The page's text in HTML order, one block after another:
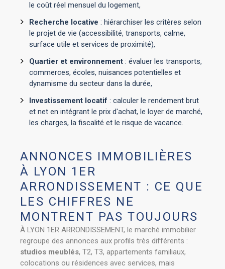
le coût réel mensuel du logement,
Recherche locative : hiérarchiser les critères selon
le projet de vie (accessibilité, transports, calme,
surface utile et services de proximité),
Quartier et environnement : évaluer les transports,
commerces, écoles, nuisances potentielles et
dynamisme du secteur dans la durée,
Investissement locatif : calculer le rendement brut
et net en intégrant le prix d'achat, le loyer de marché,
les charges, la fiscalité et le risque de vacance.
ANNONCES IMMOBILIÈRES
À LYON 1ER
ARRONDISSEMENT : CE QUE
LES CHIFFRES NE
MONTRENT PAS TOUJOURS
À LYON 1ER ARRONDISSEMENT, le marché immobilier
regroupe des annonces aux profils très différents :
studios meublés, T2, T3, appartements familiaux,
colocations ou résidences avec services, mais